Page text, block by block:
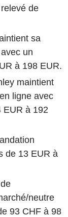
de
sa
un
à 198 EUR.
maintient
ligne avec
EUR à 192
de 13 EUR à
neutre
93 CHF à 98